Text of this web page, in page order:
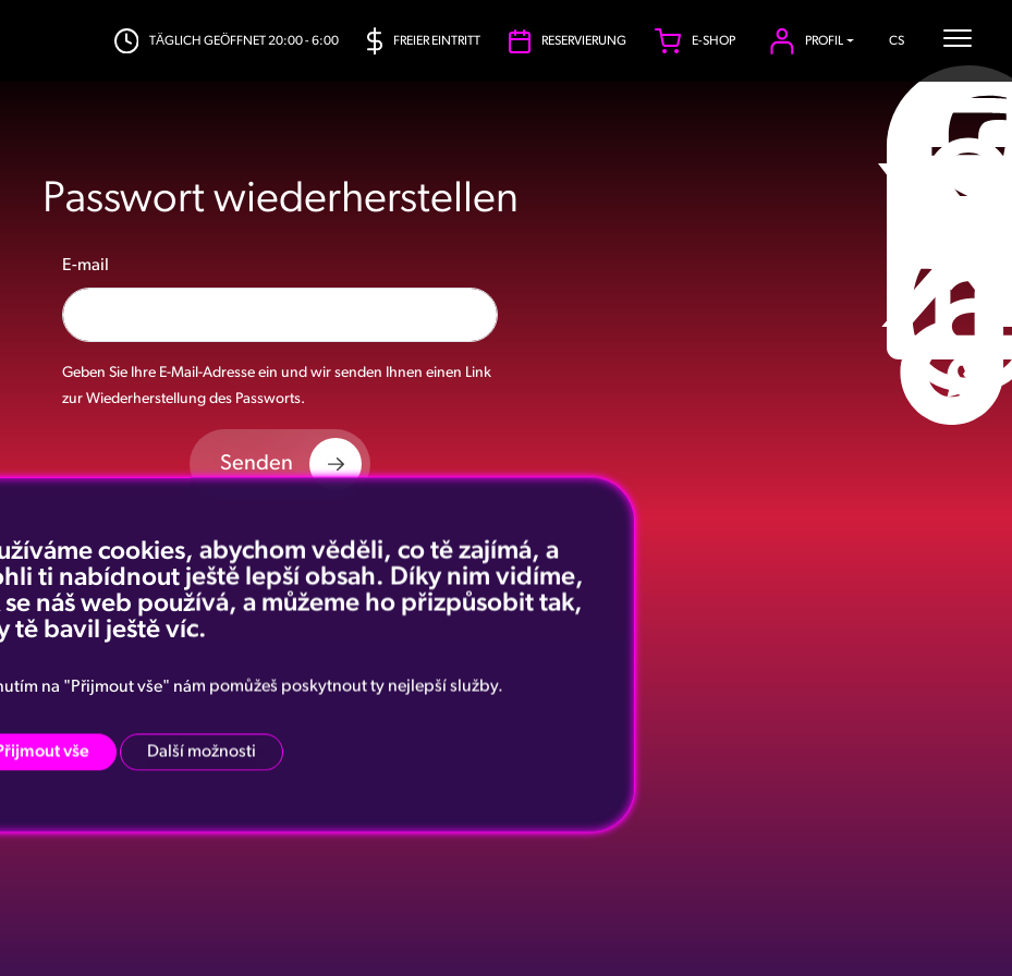
TÄGLICH GEÖFFNET 20:00 - 6:00 FREIER EINTRITT RESERVIERUNG E-SHOP PROFIL CS
Passwort wiederherstellen
E-mail
Geben Sie Ihre E-Mail-Adresse ein und wir senden Ihnen einen Link
zur Wiederherstellung des Passworts.
Senden
cookies, abychom věděli, co tě zajímá, a
ti nabídnout ještě lepší obsah. Díky nim vidíme,
se náš web používá, a můžeme ho přizpůsobit tak,
tě bavil ještě víc.
na "Přijmout vše" nám pomůžeš poskytnout ty nejlepší služby.
vše Další možnosti